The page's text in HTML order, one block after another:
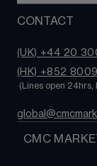
股份
Bonds
加密货币
关于我们
常见问题
客服
CONTACT
(UK) +44 20
(HK) +852
(Lines open 24hrs,
CMC